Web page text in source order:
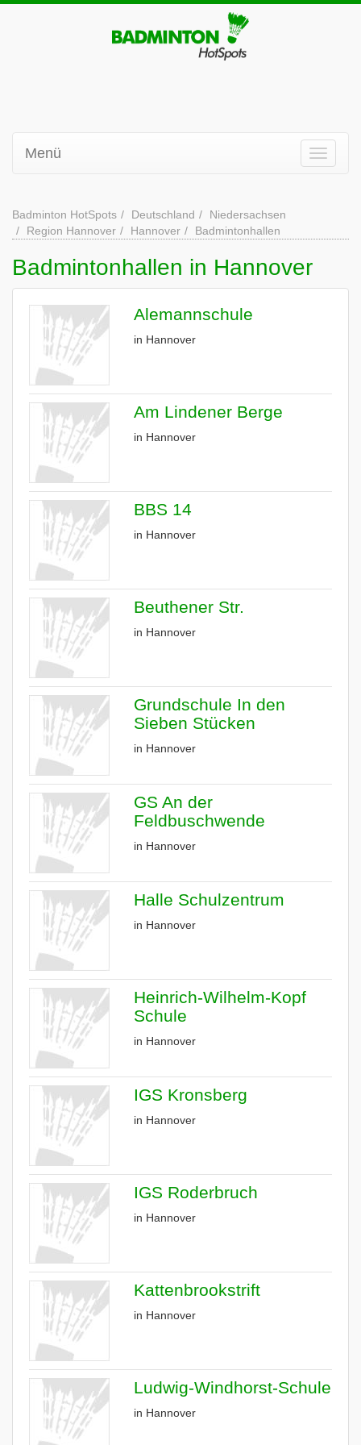
Menü
Badminton HotSpots Deutschland
Niedersachsen
Region Hannover
Hannover Badmintonhallen
Badmintonhallen in Hannover
Alemannschule
in Hannover
Am Lindener Berge
in Hannover
BBS 14
in Hannover
Beuthener Str.
in Hannover
Grundschule In den
Sieben Stücken
in Hannover
GS An der
Feldbuschwende
in Hannover
Halle Schulzentrum
in Hannover
Heinrich-Wilhelm-Kopf
Schule
in Hannover
IGS Kronsberg
in Hannover
IGS Roderbruch
in Hannover
Kattenbrookstrift
in Hannover
Ludwig-Windhorst-Schule
in Hannover